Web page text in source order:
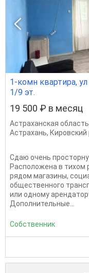
1-комн квартира,
1/9 эт.
19 500 ₽ в месяц
Астраханская область
Астрахань, Кировский
Сдаю очень
Расположена в тихом
рядом магазины,
общественного
или одному
Дополнительные...
Собственник